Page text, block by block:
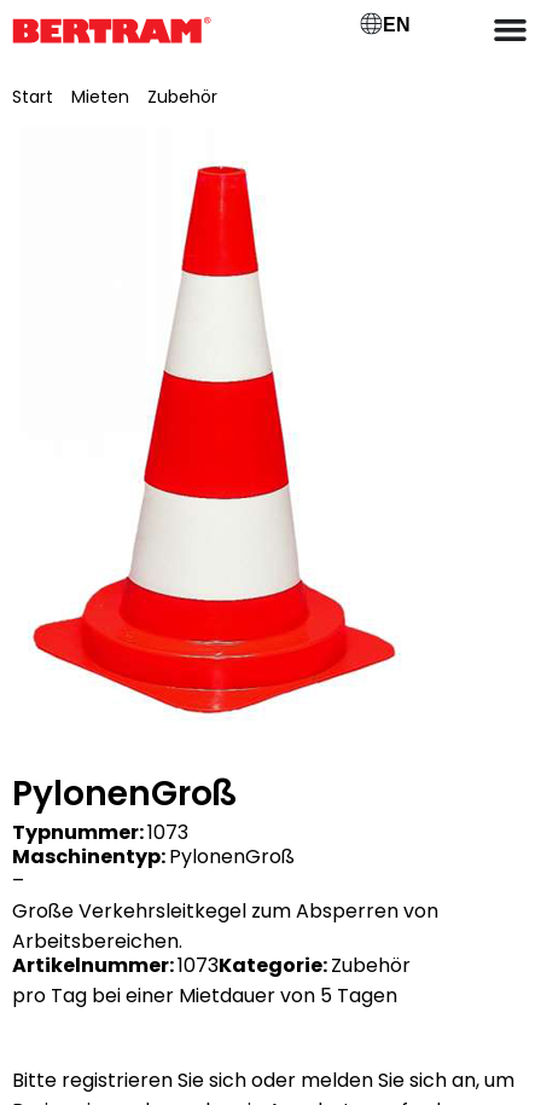
EN
Start Mieten Zubehör
PylonenGroß
Typnummer:1073
Maschinentyp:PylonenGroß
–
Große Verkehrsleitkegel zum Absperren von
Arbeitsbereichen.
Artikelnummer:1073Kategorie:Zubehör
pro Tag bei einer Mietdauer von 5 Tagen
Bitte registrieren Sie sich oder melden Sie sich an, um